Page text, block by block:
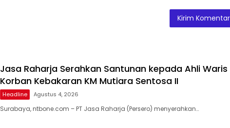
Jasa Raharja Serahkan Santunan kepada Ahli Waris
Korban Kebakaran KM Mutiara Sentosa II
Headline Agustus 4, 2026
Surabaya, ntbone.com – PT Jasa Raharja (Persero) menyerahkan…